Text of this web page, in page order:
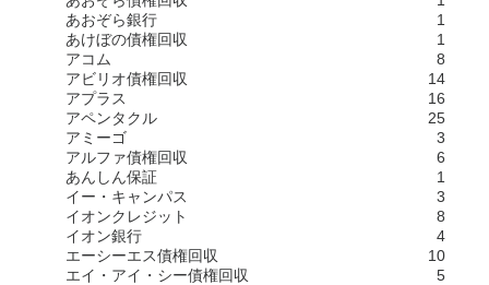
あおぞら銀行
1
あけぼの債権回収
1
アコム
8
アビリオ債権回収
14
アプラス
16
アペンタクル
25
アミーゴ
3
アルファ債権回収
6
あんしん保証
1
イー・キャンパス
3
イオンクレジット
8
イオン銀行
4
エーシーエス債権回収
10
エイ・アイ・シー債権回収
5